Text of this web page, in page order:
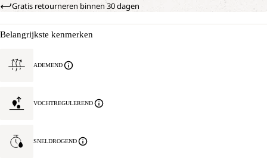
Gratis retourneren binnen 30 dagen
Belangrijkste kenmerken
ADEMEND
VOCHTREGULEREND
SNELDROGEND